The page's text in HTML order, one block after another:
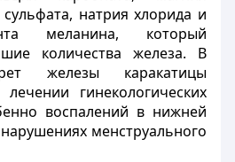
натрия хлорида и
меланина, который
количества железа. В
железы каракатицы
гинекологических
воспалений в нижней
менструального